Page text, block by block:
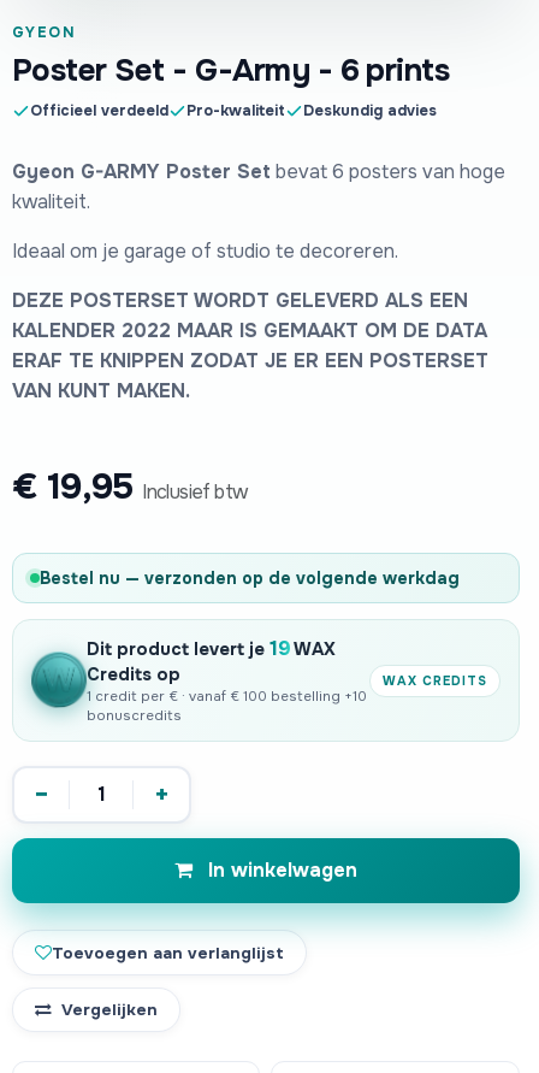
GYEON
Poster Set - G-Army - 6 prints
Officieel verdeeld Pro-kwaliteit Deskundig advies
Gyeon G-ARMY Poster Set bevat 6 posters van hoge
kwaliteit.
Ideaal om je garage of studio te decoreren.
DEZE POSTERSET WORDT GELEVERD ALS EEN
KALENDER 2022 MAAR IS GEMAAKT OM DE DATA
ERAF TE KNIPPEN ZODAT JE ER EEN POSTERSET
VAN KUNT MAKEN.
€ 19,95 Inclusief btw
Bestel nu — verzonden op de volgende werkdag
Dit product levert je 19WAX
Credits op
1 credit per € · vanaf € 100 bestelling +10
bonuscredits
WAX CREDITS
− +
In winkelwagen
Toevoegen aan verlanglijst
Vergelijken